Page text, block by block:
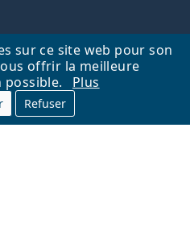
sur ce site web pour son
offrir la meilleure
possible.
Plus
Refuser